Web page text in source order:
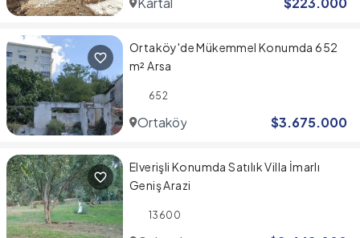
Ortaköy'de Mükemmel Konumda 652
m² Arsa
652
Ortaköy $3.675.000
Elverişli Konumda Satılık Villa İmarlı
Geniş Arazi
13600